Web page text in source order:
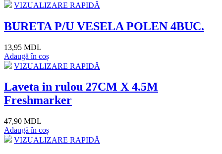
VIZUALIZARE RAPIDĂ
BURETA P/U VESELA POLEN 4BUC.
13,95 MDL
Adaugă în coș
VIZUALIZARE RAPIDĂ
Laveta in rulou 27CM X 4.5M
Freshmarker
47,90 MDL
Adaugă în coș
VIZUALIZARE RAPIDĂ